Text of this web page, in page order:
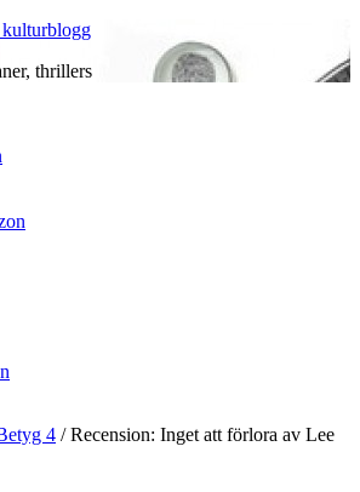
thrillers
4 /Recension: Inget att förlora av Lee